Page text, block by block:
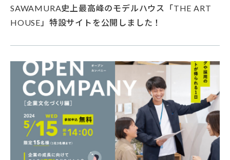
SAWAMURA史上最高峰のモデルハウス「THE ART
HOUSE」特設サイトを公開しました！